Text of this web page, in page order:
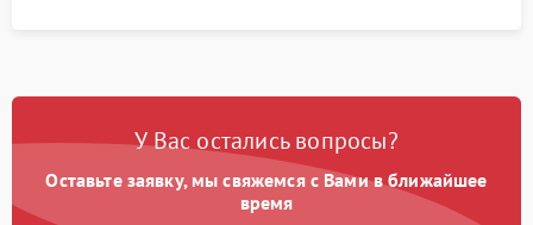
У Вас остались вопросы?
Оставьте заявку, мы свяжемся с Вами в ближайшее
время